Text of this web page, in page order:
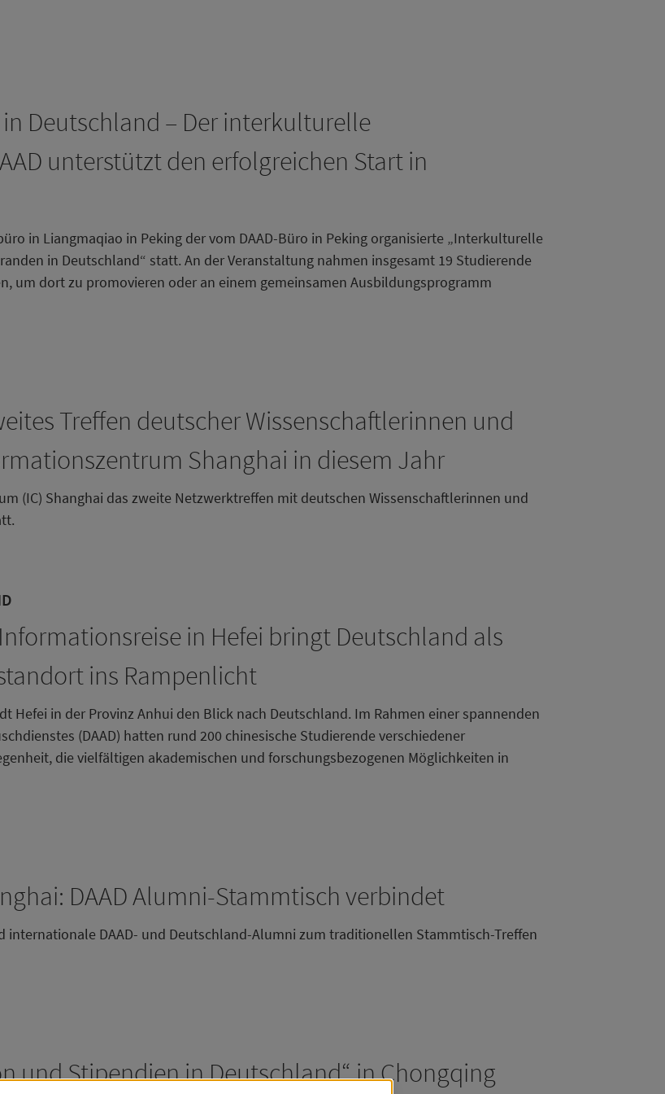
Deutschland – Der interkulturelle
unterstützt den erfolgreichen Start in
in Liangmaqiao in Peking der vom DAAD-Büro in Peking organisierte „Interkulturelle
in Deutschland“ statt. An der Veranstaltung nahmen insgesamt 19 Studierende
um dort zu promovieren oder an einem gemeinsamen Ausbildungsprogramm
Treffen deutscher Wissenschaftlerinnen und
Shanghai in diesem Jahr
(IC) Shanghai das zweite Netzwerktreffen mit deutschen Wissenschaftlerinnen und
in Hefei bringt Deutschland als
ins Rampenlicht
Hefei in der Provinz Anhui den Blick nach Deutschland. Im Rahmen einer spannenden
(DAAD) hatten rund 200 chinesische Studierende verschiedener
die vielfältigen akademischen und forschungsbezogenen Möglichkeiten in
DAAD Alumni-Stammtisch verbindet
internationale DAAD- und Deutschland-Alumni zum traditionellen Stammtisch-Treffen
und Stipendien in Deutschland“ in Chongqing